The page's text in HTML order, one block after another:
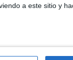
a este sitio y